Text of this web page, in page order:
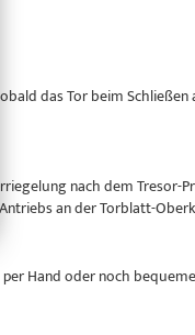
das Tor beim
nach dem Tresor-
an der Torblatt-
Hand oder noch